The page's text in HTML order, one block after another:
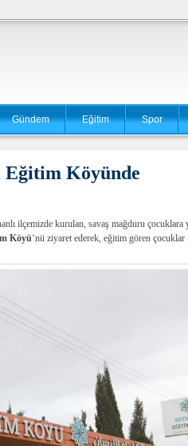
Gündem Eğitim Spor
Eğitim Köyünde
ilçemizde kurulan, savaş mağduru çocuklara
Köyü‘nü ziyaret ederek, eğitim gören